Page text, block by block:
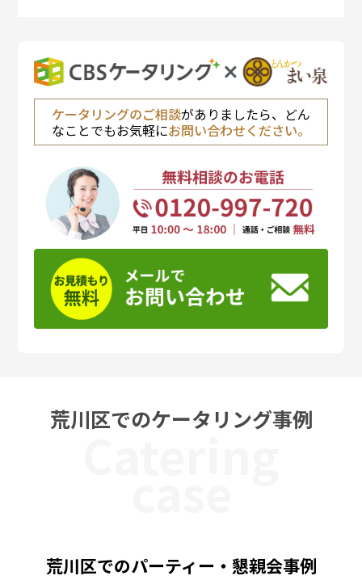
ケータリングのご相談がありましたら、どん
なことでもお気軽にお問い合わせください。
荒川区でのケータリング事例
荒川区でのパーティー・懇親会事例